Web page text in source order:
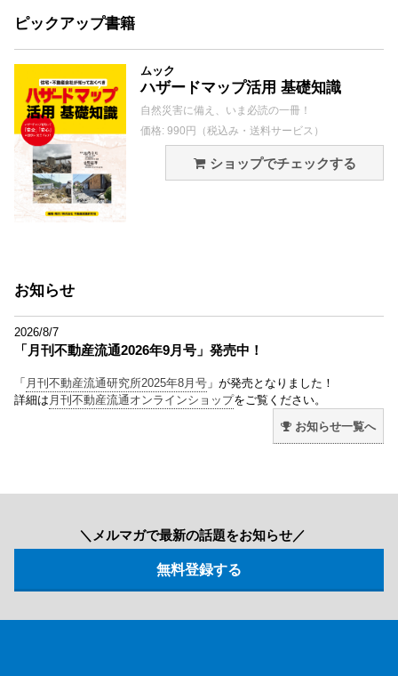
ピックアップ書籍
ムック
ハザードマップ活用 基礎知識
自然災害に備え、いま必読の一冊！
価格: 990円（税込み・送料サービス）
ショップでチェックする
お知らせ
2026/8/7
「月刊不動産流通2026年9月号」発売中！
「 月刊不動産流通研究所2025年8月号 」が発売となりました！
詳細は 月刊不動産流通オンラインショップをご覧ください。
お知らせ一覧へ
＼メルマガで最新の話題をお知らせ／